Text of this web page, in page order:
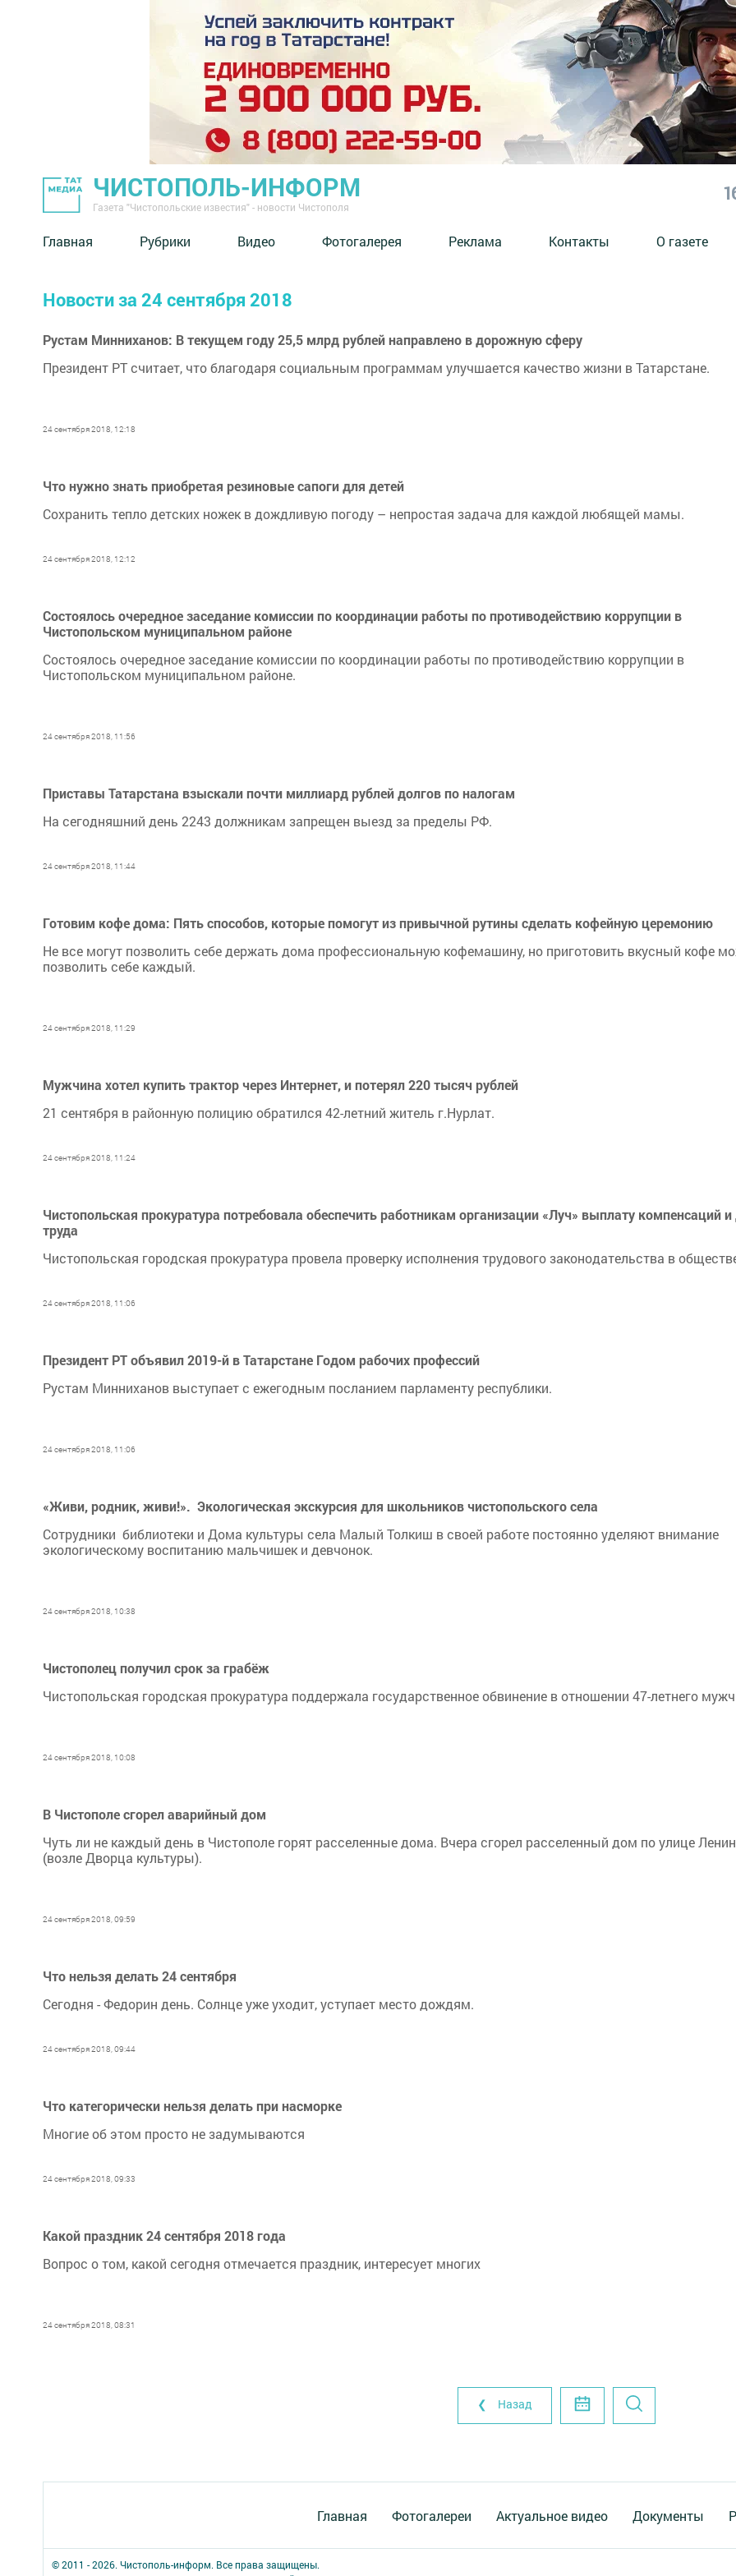
ЧИСТОПОЛЬ-ИНФОРМ
Газета "Чистопольские известия" - новости Чистополя
Главная Рубрики Видео Фотогалерея Реклама Контакты О газете
Новости за 24 сентября 2018
Рустам Минниханов: В текущем году 25,5 млрд рублей направлено в дорожную сферу
Президент РТ считает, что благодаря социальным программам улучшается качество жизни в Татарстане.
24 сентября 2018, 12:18
Что нужно знать приобретая резиновые сапоги для детей
Сохранить тепло детских ножек в дождливую погоду – непростая задача для каждой любящей мамы.
24 сентября 2018, 12:12
Состоялось очередное заседание комиссии по координации работы по противодействию коррупции в
Чистопольском муниципальном районе
Состоялось очередное заседание комиссии по координации работы по противодействию коррупции в
Чистопольском муниципальном районе.
24 сентября 2018, 11:56
Приставы Татарстана взыскали почти миллиард рублей долгов по налогам
На сегодняшний день 2243 должникам запрещен выезд за пределы РФ.
24 сентября 2018, 11:44
Готовим кофе дома: Пять способов, которые помогут из привычной рутины сделать кофейную церемонию
Не все могут позволить себе держать дома профессиональную кофемашину, но приготовить вкусный кофе
позволить себе каждый.
24 сентября 2018, 11:29
Мужчина хотел купить трактор через Интернет, и потерял 220 тысяч рублей
21 сентября в районную полицию обратился 42-летний житель г.Нурлат.
24 сентября 2018, 11:24
Чистопольская прокуратура потребовала обеспечить работникам организации «Луч» выплату компенсаций
труда
Чистопольская городская прокуратура провела проверку исполнения трудового законодательства в
24 сентября 2018, 11:06
Президент РТ объявил 2019-й в Татарстане Годом рабочих профессий
Рустам Минниханов выступает с ежегодным посланием парламенту республики.
24 сентября 2018, 11:06
«Живи, родник, живи!». Экологическая экскурсия для школьников чистопольского села
Сотрудники библиотеки и Дома культуры села Малый Толкиш в своей работе постоянно уделяют внимание
экологическому воспитанию мальчишек и девчонок.
24 сентября 2018, 10:38
Чистополец получил срок за грабёж
Чистопольская городская прокуратура поддержала государственное обвинение в отношении 47-летнего
24 сентября 2018, 10:08
В Чистополе сгорел аварийный дом
Чуть ли не каждый день в Чистополе горят расселенные дома. Вчера сгорел расселенный дом по улице
(возле Дворца культуры).
24 сентября 2018, 09:59
Что нельзя делать 24 сентября
Сегодня - Федорин день. Солнце уже уходит, уступает место дождям.
24 сентября 2018, 09:44
Что категорически нельзя делать при насморке
Многие об этом просто не задумываются
24 сентября 2018, 09:33
Какой праздник 24 сентября 2018 года
Вопрос о том, какой сегодня отмечается праздник, интересует многих
24 сентября 2018, 08:31
❮ Назад
Главная Фотогалереи Актуальное видео Документы
© 2011 - 2026. Чистополь-информ. Все права защищены.